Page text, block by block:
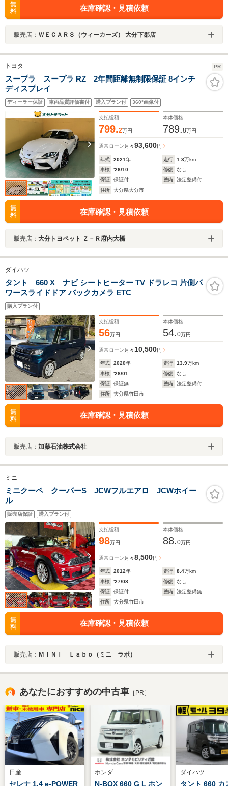
無
料
在庫確認・見積依頼
販売店： ＷＥＣＡＲＳ（ウィーカーズ） 大分下郡店
トヨタ PR
スープラ スープラ RZ 2年間距離無制限保証 8インチ
ディスプレイ
ディーラー保証 車両品質評価書付 購入プラン付 360°画像付
支払総額
799.2万円
本体価格
789.8万円
通常ローン 月々93,600円
年式 2021年 走行 1.3万km
車検
'26/10 修復
なし
保証
保証付 整備
法定整備付
住所
大分県大分市
無
料
在庫確認・見積依頼
販売店： 大分トヨペット Ｚ－Ｒ府内大橋
ダイハツ
タント 660 X ナビ シートヒーター TV ドラレコ 片側パ
ワースライドドア バックカメラ ETC
購入プラン付
支払総額
56万円
本体価格
54.0万円
通常ローン 月々 10,500円
年式 2020年 走行 13.9万km
車検
'28/01 修復
なし
保証
保証無 整備
法定整備付
住所
大分県竹田市
無
料
在庫確認・見積依頼
販売店： 加藤石油株式会社
ミニ
ミニクーペ クーパーS JCWフルエアロ JCWホイー
ル
販売店保証 購入プラン付
支払総額
98万円
本体価格
88.0万円
通常ローン 月々8,500円
年式 2012年 走行 8.4万km
車検
'27/08 修復
なし
保証
保証付 整備
法定整備無
住所
大分県竹田市
無
料
在庫確認・見積依頼
販売店： ＭＩＮＩ Ｌａｂｏ（ミニ ラボ）
あなたにおすすめの中古車 ［PR］
日産
セレナ 1.4 e-POWER
ホンダ
N-BOX 660 G L ホン
ダイハツ
タント 660 カ